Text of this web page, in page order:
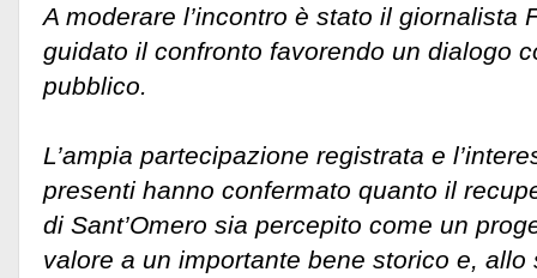
A moderare l’incontro è stato il giornalista
guidato il confronto favorendo un dialogo
pubblico.
L’ampia partecipazione registrata e
presenti hanno confermato quanto il
di Sant’Omero sia percepito come un
valore a un importante bene storico e,